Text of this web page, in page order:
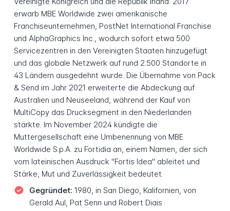
erwarb MBE Worldwide zwei amerikanische
Franchiseunternehmen, PostNet International Franchise
und AlphaGraphics Inc., wodurch sofort etwa 500
Servicezentren in den Vereinigten Staaten hinzugefügt
und das globale Netzwerk auf rund 2.500 Standorte in
43 Ländern ausgedehnt wurde. Die Übernahme von Pack
& Send im Jahr 2021 erweiterte die Abdeckung auf
Australien und Neuseeland, während der Kauf von
MultiCopy das Drucksegment in den Niederlanden
stärkte. Im November 2024 kündigte die
Muttergesellschaft eine Umbenennung von MBE
Worldwide S.p.A. zu Fortidia an, einem Namen, der sich
vom lateinischen Ausdruck "Fortis Idea" ableitet und
Stärke, Mut und Zuverlässigkeit bedeutet.
Gegründet: 1980, in San Diego, Kalifornien, von
Gerald Aul, Pat Senn und Robert Diais